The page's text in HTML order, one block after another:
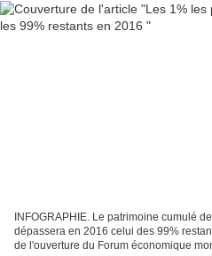
INFOGRAPHIE. Le patrimoine cumulé
dépassera en 2016 celui des 99%
de l'ouverture du Forum économique